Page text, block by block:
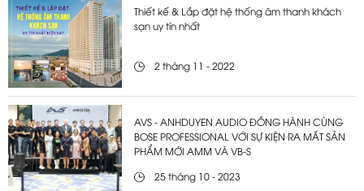
Thiết kế & Lắp đặt hệ thống âm thanh khách
sạn uy tín nhất
2 tháng 11 - 2022
AVS - ANHDUYEN AUDIO ĐỒNG HÀNH CÙNG
BOSE PROFESSIONAL VỚI SỰ KIỆN RA MẮT SẢN
PHẨM MỚI AMM VÀ VB-S
25 tháng 10 - 2023